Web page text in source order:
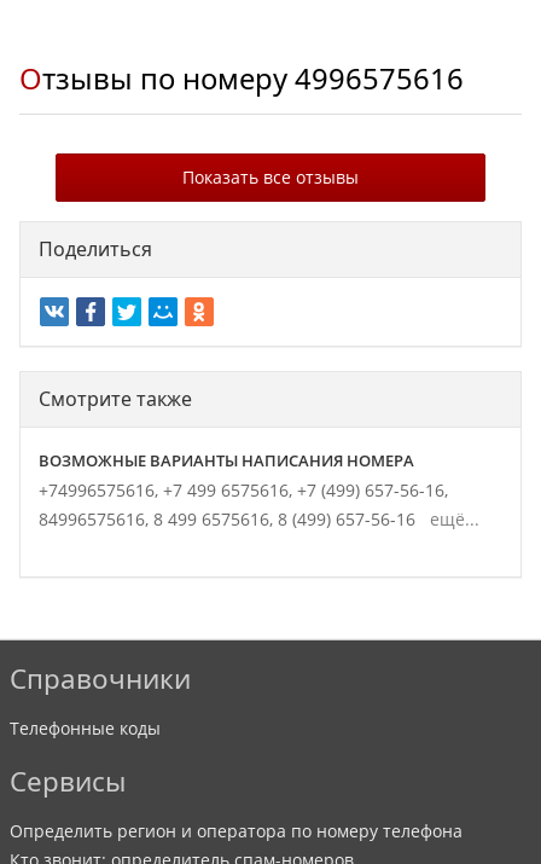
Отзывы по номеру4996575616
Показать все отзывы
Поделиться
Смотрите также
ВОЗМОЖНЫЕ ВАРИАНТЫ НАПИСАНИЯ НОМЕРА
+74996575616, +7 499 6575616, +7 (499) 657-56-16,
84996575616, 8 499 6575616, 8 (499) 657-56-16 ещё...
Справочники
Телефонные коды
Сервисы
Определить регион и оператора по номеру телефона